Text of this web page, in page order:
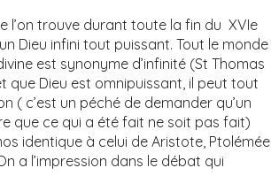
l’on trouve durant toute la fin du XVIe
Dieu infini tout puissant. Tout le monde
est synonyme d’infinité (St Thomas
que Dieu est omnipuissant, il peut tout
( c’est un péché de demander qu’un
que ce qui a été fait ne soit pas fait)
identique à celui de Aristote, Ptolémée
a l’impression dans le débat qui